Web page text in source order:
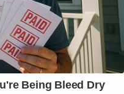
Being Bleed Dry